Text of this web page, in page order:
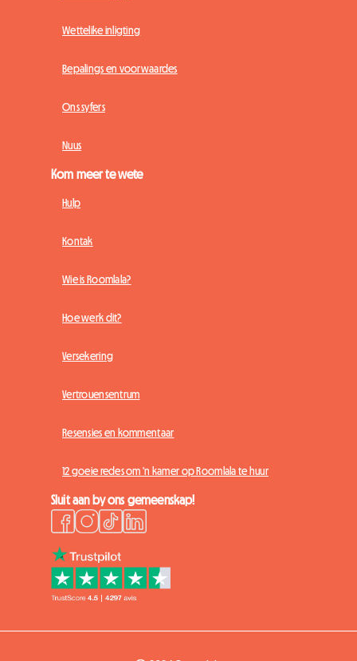
Wettelike inligting
Bepalings en voorwaardes
Ons syfers
Nuus
Kom meer te wete
Hulp
Kontak
Wie is Roomlala?
Hoe werk dit?
Versekering
Vertrouensentrum
Resensies en kommentaar
12 goeie redes om 'n kamer op Roomlala te huur
Sluit aan by ons gemeenskap!